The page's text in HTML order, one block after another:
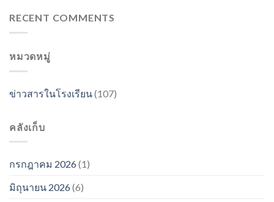
RECENT COMMENTS
หมวดหมู่
ข่าวสารในโรงเรียน(107)
คลังเก็บ
กรกฎาคม 2026(1)
มิถุนายน 2026(6)